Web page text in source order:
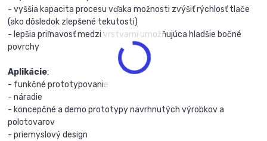
- vyššia kapacita procesu vďaka možnosti zvýšiť rýchlosť tlače
(ako dôsledok zlepšené tekutosti)
- lepšia priľnavosť medzi vrstvami umožňujúca hladšie bočné
povrchy
Aplikácie:
- funkčné prototypovanie
- náradie
- koncepčné a demo prototypy navrhnutých výrobkov a
polotovarov
- priemyslový design